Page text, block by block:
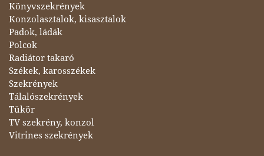
Könyvszekrények
Konzolasztalok, kisasztalok
Padok, ládák
Polcok
Radiátor takaró
Székek, karosszékek
Szekrények
Tálalószekrények
Tükör
TV szekrény, konzol
Vitrines szekrények